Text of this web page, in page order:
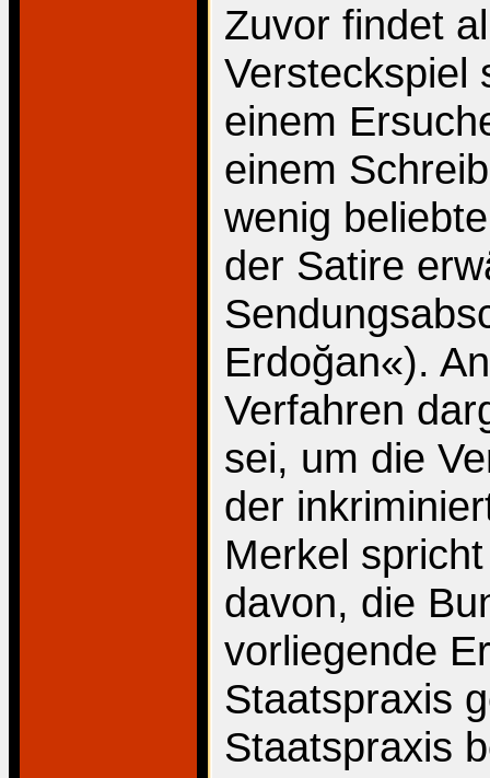
Zuvor findet
Versteckspiel
einem
einem
wenig
der Satire
Erdoğan«).
Verfahren
sei, um die
der
Merkel
davon, die
vorliegende
Staatspraxis
Staatspraxis